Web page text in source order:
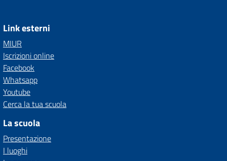
Link esterni
MIUR
Iscrizioni online
Facebook
Whatsapp
Youtube
Cerca la tua scuola
La scuola
Presentazione
I luoghi